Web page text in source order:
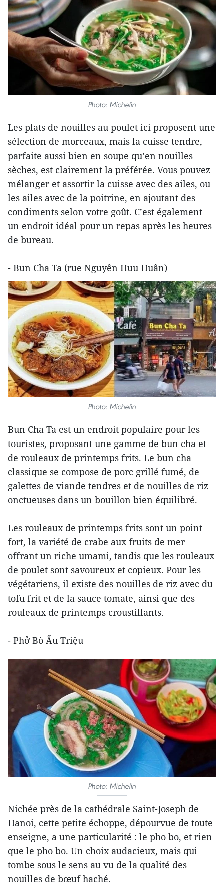
Photo: Michelin
Les plats de nouilles au poulet ici proposent une
sélection de morceaux, mais la cuisse tendre,
parfaite aussi bien en soupe qu’en nouilles
sèches, est clairement la préférée. Vous pouvez
mélanger et assortir la cuisse avec des ailes, ou
les ailes avec de la poitrine, en ajoutant des
condiments selon votre goût. C’est également
un endroit idéal pour un repas après les heures
de bureau.
- Bun Cha Ta (rue Nguyên Huu Huân)
Photo: Michelin
Bun Cha Ta est un endroit populaire pour les
touristes, proposant une gamme de bun cha et
de rouleaux de printemps frits. Le bun cha
classique se compose de porc grillé fumé, de
galettes de viande tendres et de nouilles de riz
onctueuses dans un bouillon bien équilibré.
Les rouleaux de printemps frits sont un point
fort, la variété de crabe aux fruits de mer
offrant un riche umami, tandis que les rouleaux
de poulet sont savoureux et copieux. Pour les
végétariens, il existe des nouilles de riz avec du
tofu frit et de la sauce tomate, ainsi que des
rouleaux de printemps croustillants.
- Phở Bò Ấu Triệu
Photo: Michelin
Nichée près de la cathédrale Saint-Joseph de
Hanoi, cette petite échoppe, dépourvue de toute
enseigne, a une particularité : le pho bo, et rien
que le pho bo. Un choix audacieux, mais qui
tombe sous le sens au vu de la qualité des
nouilles de bœuf haché.